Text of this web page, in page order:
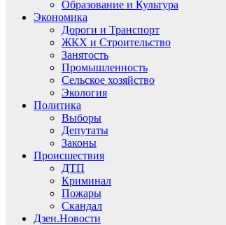
Образование и Культура
Экономика
Дороги и Транспорт
ЖКХ и Строительство
Занятость
Промышленность
Сельское хозяйство
Экология
Политика
Выборы
Депутаты
Законы
Происшествия
ДТП
Криминал
Пожары
Скандал
Дзен.Новости